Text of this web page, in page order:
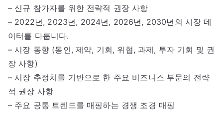
– 신규 참가자를 위한 전략적 권장 사항
– 2022년, 2023년, 2024년, 2026년, 2030년의 시장 데
이터를 다룹니다.
– 시장 동향 (동인, 제약, 기회, 위협, 과제, 투자 기회 및 권
장 사항)
– 시장 추정치를 기반으로 한 주요 비즈니스 부문의 전략
적 권장 사항
– 주요 공통 트렌드를 매핑하는 경쟁 조경 매핑